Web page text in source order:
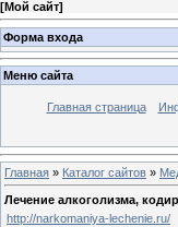
[Мой сайт]
Форма входа
Меню сайта
Главная страница
Главная » Каталог сайтов »
Лечение алкоголизма,
http://narkomaniya-lechenie.ru/